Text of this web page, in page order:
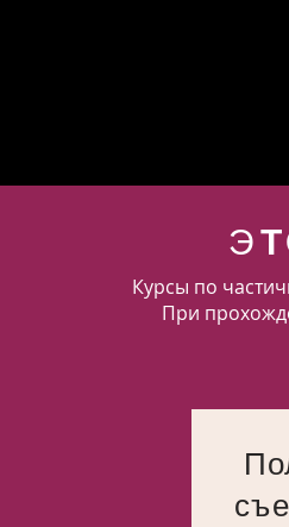
Э
Курсы по
При